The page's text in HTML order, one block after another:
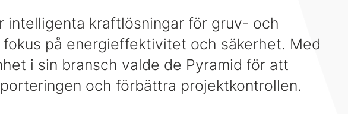
intelligenta kraftlösningar för gruv- och
på energieffektivitet och säkerhet. Med
i sin bransch valde de Pyramid för att
och förbättra projektkontrollen.